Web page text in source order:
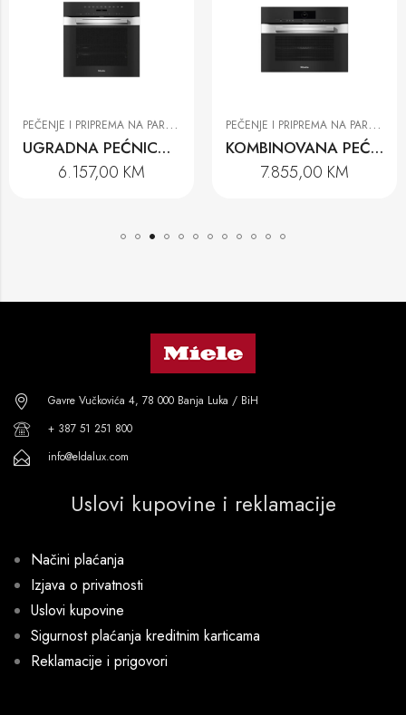
P
EČENJE I PRIPREMA NA PARI
, PEĆNICE
UGRADNA PEĆNICA H 7464 BP EDST
6.157,00 KM
P
EČENJE I PRIPREMA NA PARI
,
KOMBINOVANA PEĆNICA SA MIKROVALOVIMA H 7840 BM EDST
7.855,00 KM
Gavre Vučkovića 4, 78 000 Banja Luka / BiH
+ 387 51 251 800
info@eldalux.com
Uslovi kupovine i reklamacije
Načini plaćanja
Izjava o privatnosti
Uslovi kupovine
Sigurnost plaćanja kreditnim karticama
Reklamacije i prigovori